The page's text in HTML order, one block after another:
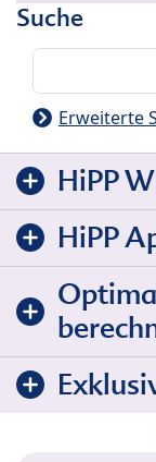
Suche
Erweiterte
HiPP
HiPP